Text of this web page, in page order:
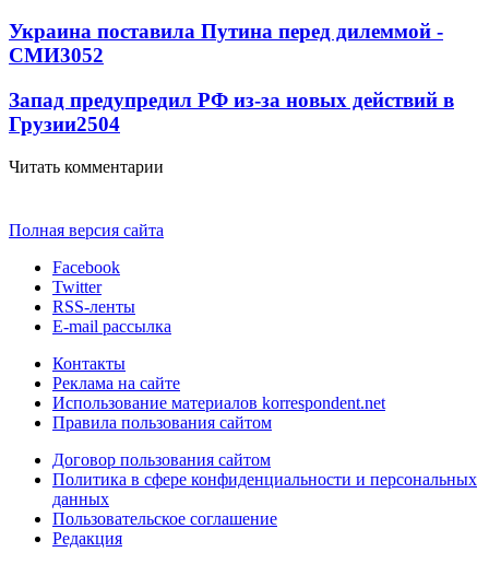
Украина поставила Путина перед дилеммой -
СМИ3052
Запад предупредил РФ из-за новых действий в
Грузии2504
Читать комментарии
Полная версия сайта
Facebook
Twitter
RSS-ленты
E-mail рассылка
Контакты
Реклама на сайте
Использование материалов korrespondent.net
Правила пользования сайтом
Договор пользования сайтом
Политика в сфере конфиденциальности и персональных
данных
Пользовательское соглашение
Редакция